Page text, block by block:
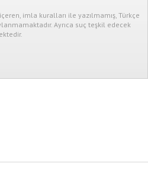
imla kuralları ile yazılmamış, Türkçe
Ayrıca suç teşkil edecek